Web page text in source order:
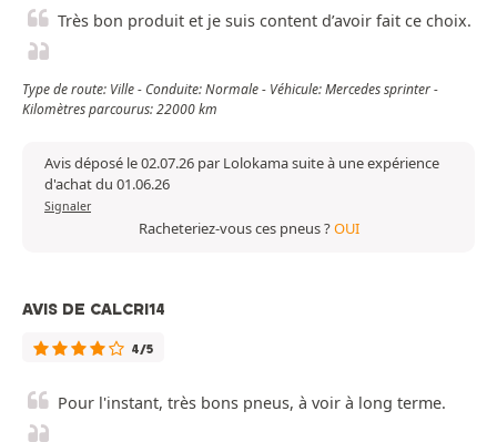
Très bon produit et je suis content d’avoir fait ce choix.
Type de route: Ville - Conduite: Normale - Véhicule: Mercedes sprinter -
Kilomètres parcourus: 22000 km
Avis déposé le 02.07.26 par Lolokama suite à une expérience
d'achat du 01.06.26
Signaler
Racheteriez-vous ces pneus ?OUI
AVIS DE CALCRI14
4/5
Pour l'instant, très bons pneus, à voir à long terme.